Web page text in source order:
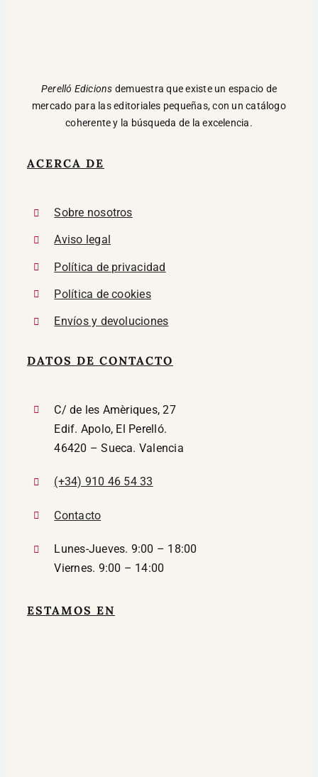
Perelló Edicions demuestra que existe un espacio de
mercado para las editoriales pequeñas, con un catálogo
coherente y la búsqueda de la excelencia.
ACERCA DE
Sobre nosotros
Aviso legal
Política de privacidad
Política de cookies
Envíos y devoluciones
DATOS DE CONTACTO
C/ de les Amèriques, 27
Edif. Apolo, El Perelló.
46420 – Sueca. Valencia
(+34) 910 46 54 33
Contacto
Lunes-Jueves. 9:00 – 18:00
Viernes. 9:00 – 14:00
ESTAMOS EN